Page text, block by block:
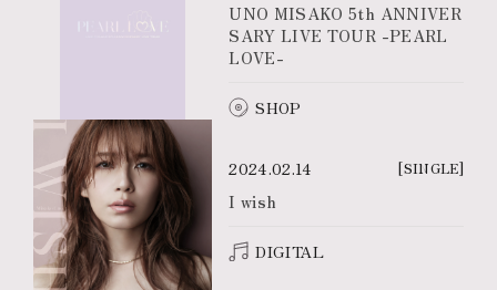
UNO MISAKO 5th ANNIVER
SARY LIVE TOUR -PEARL
LOVE-
SHOP
2024.02.14 [SINGLE]
I wish
DIGITAL